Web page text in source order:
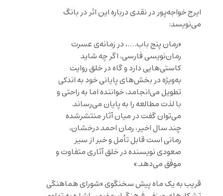
ایرج خواجه‌پور در نقدی درباره این اثر در بانگ
می‌نویسد:
«رمان پنج باب….، در زمانه‌ی عسرت
رمان‌نویسی فارسی، اگر چه شاید
کاستی‌هایی دارد و گاه در خلق روایت
به‌ویژه در بخش‌های پایانی خود به اندکی
تطویل می‌انجامد، خواننده اما به راحتی و
با لذت مطالعه را به پایان می‌رساند.
می‌توان گفت در میان آثار منتشرشده‌
چند سال اخیر، رمان احمد درخشان،
رمانی است قابل تأمل و خبر از سیر
صعودی نویسنده در خلق آثاری متفاوت و
موفق می‌دهد.»
قریب به یک ماه پیش سخنگوی «شورای هماهنگی